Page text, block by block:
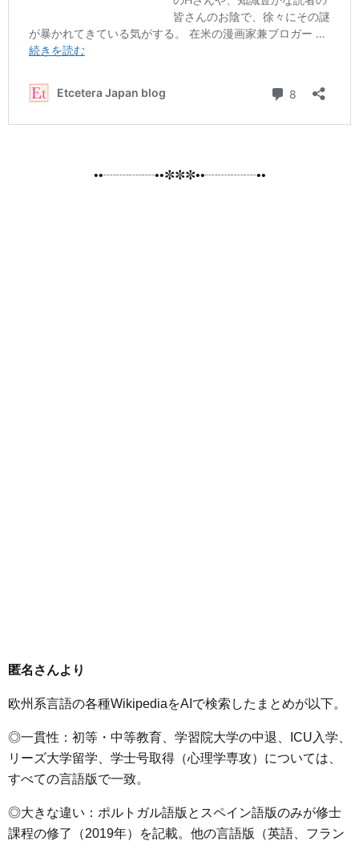
••┈┈┈┈••✼✼✼••┈┈┈┈••
匿名さんより
欧州系言語の各種WikipediaをAIで検索したまとめが以下。
◎一貫性：初等・中等教育、学習院大学の中退、ICU入学、
リーズ大学留学、学士号取得（心理学専攻）については、
すべての言語版で一致。
◎大きな違い：ポルトガル語版とスペイン語版のみが修士
課程の修了（2019年）を記載。他の言語版（英語、フラン